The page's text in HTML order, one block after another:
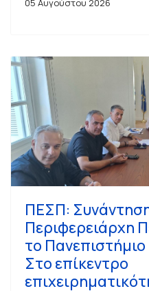
05 Αυγούστου 2026
ΠΕΣΠ:
Περιφερειάρχη
το
Στο επίκεντρο